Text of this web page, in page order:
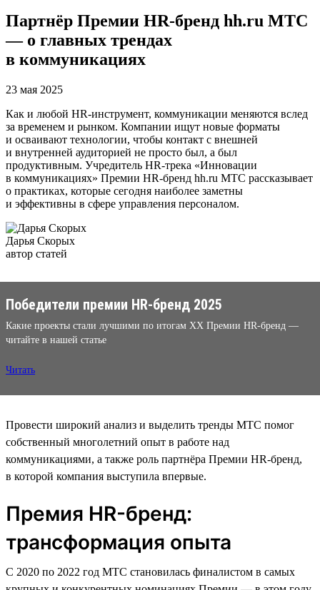
Партнёр Премии HR-бренд hh.ru МТС
— о главных трендах
в коммуникациях
23 мая 2025
Как и любой HR-инструмент, коммуникации меняются вслед
за временем и рынком. Компании ищут новые форматы
и осваивают технологии, чтобы контакт с внешней
и внутренней аудиторией не просто был, а был
продуктивным. Учредитель HR-трека «Инновации
в коммуникациях» Премии HR-бренд hh.ru МТС рассказывает
о практиках, которые сегодня наиболее заметны
и эффективны в сфере управления персоналом.
Дарья Скорых
автор статей
Победители премии HR-бренд 2025
Какие проекты стали лучшими по итогам XX Премии HR-бренд —
читайте в нашей статье
Читать
Провести широкий анализ и выделить тренды МТС помог
собственный многолетний опыт в работе над
коммуникациями, а также роль партнёра Премии HR-бренд,
в которой компания выступила впервые.
Премия HR-бренд:
трансформация опыта
С 2020 по 2022 год МТС становилась финалистом в самых